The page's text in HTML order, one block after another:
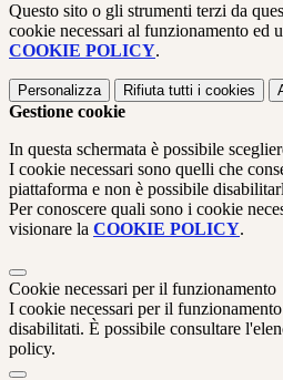
Questo sito o gli strumenti terzi da
cookie necessari al funzionamento ed
COOKIE POLICY.
Personalizza Rifiuta tutti i cookies
Gestione cookie
In questa schermata è possibile
I cookie necessari sono quelli che
piattaforma e non è possibile
Per conoscere quali sono i cookie
visionare la COOKIE POLICY.
Cookie necessari per il funzionamento
I cookie necessari per il
disabilitati. È possibile consultare
policy.